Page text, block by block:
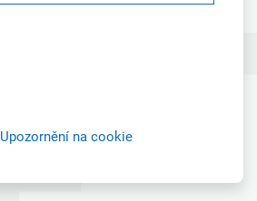
Upozornění na cookie